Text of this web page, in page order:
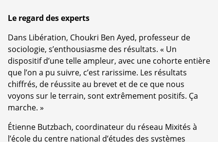
Le regard des experts
Dans Libération, Choukri Ben Ayed, professeur de
sociologie, s’enthousiasme des résultats. « Un
dispositif d’une telle ampleur, avec une cohorte entière
que l’on a pu suivre, c’est rarissime. Les résultats
chiffrés, de réussite au brevet et de ce que nous
voyons sur le terrain, sont extrêmement positifs. Ça
marche. »
Étienne Butzbach, coordinateur du réseau Mixités à
l’école du centre national d’études des systèmes